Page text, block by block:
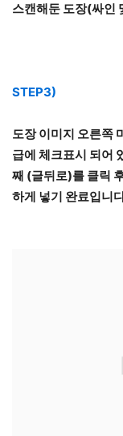
스캔해둔 도장(싸인
STEP3)
도장 이미지 오른쪽
급에 체크표시 되어
째 (글뒤로)를 클릭
하게 넣기 완료입니